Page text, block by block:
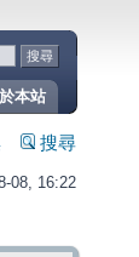
本站
搜尋
08, 16:22